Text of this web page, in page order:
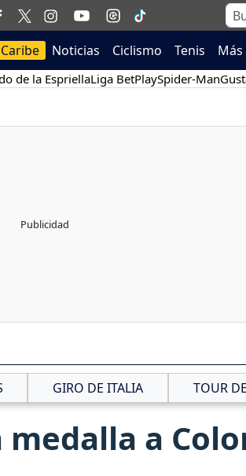
Noticias Ciclismo Tenis
de la EspriellaLiga BetPlaySpider-Man
GIRO DE ITALIA TOUR
a